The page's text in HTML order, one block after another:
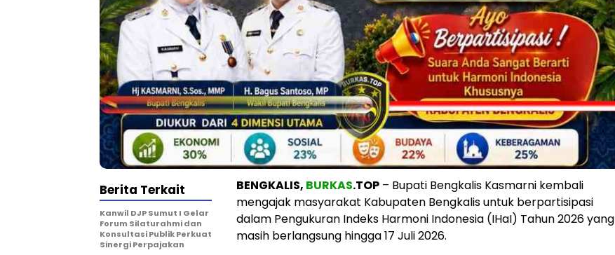
BENGKALIS, BURKAS.TOP – Bupati Bengkalis Kasmarni kembali
mengajak masyarakat Kabupaten Bengkalis untuk berpartisipasi
dalam Pengukuran Indeks Harmoni Indonesia (IHaI) Tahun 2026 yang
masih berlangsung hingga 17 Juli 2026.
Berita Terkait
Kanwil DJP Sumut I Gelar
Forum Silaturahmi dan
Konsultasi Publik Perkuat
Sinergi Perpajakan